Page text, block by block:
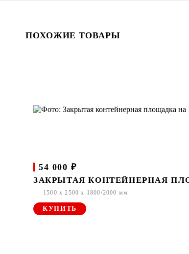
ПОХОЖИЕ ТОВАРЫ
54 000 ₽
ЗАКРЫТАЯ КОНТЕЙНЕРНАЯ
1500 x 2500 x 1800/2000 мм
КУПИТЬ